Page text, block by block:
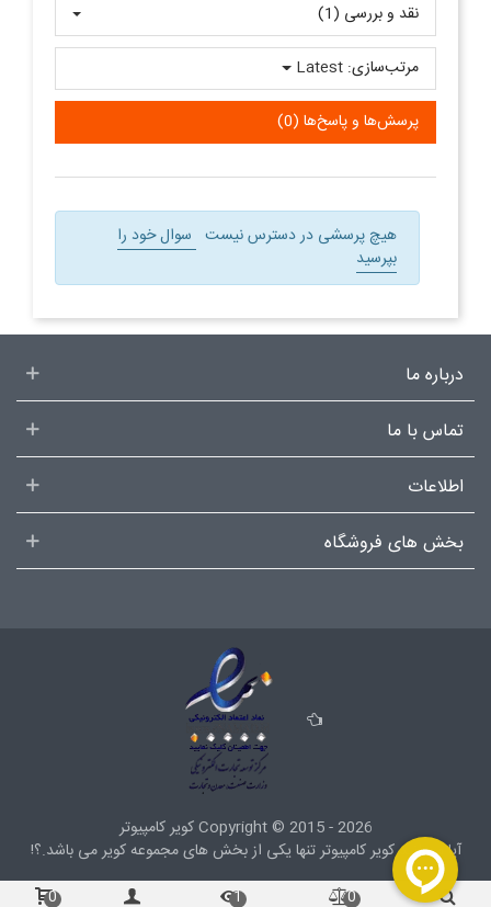
نقد و بررسی‌‌ (1)
پرسش‌ها و پاسخ‌ها (0)
مرتب‌سازی: Latest
هیچ پرسشی در دسترس نیست سوال خود را
بپرسید
درباره ما
تماس با ما
اطلاعات
بخش های فروشگاه
Copyright © 2015 - 2026
کویر کامپیوتر
آیا میدانید کویر کامپیوتر تنها یکی از بخش هایمجموعه کویرمی باشد.؟!
0
1
0